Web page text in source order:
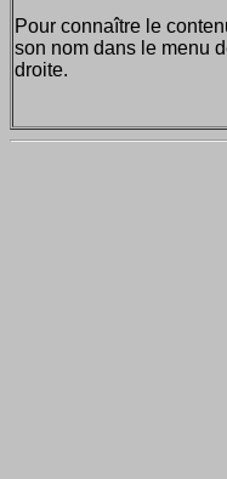
Pour connaître le
son nom dans le menu
droite.